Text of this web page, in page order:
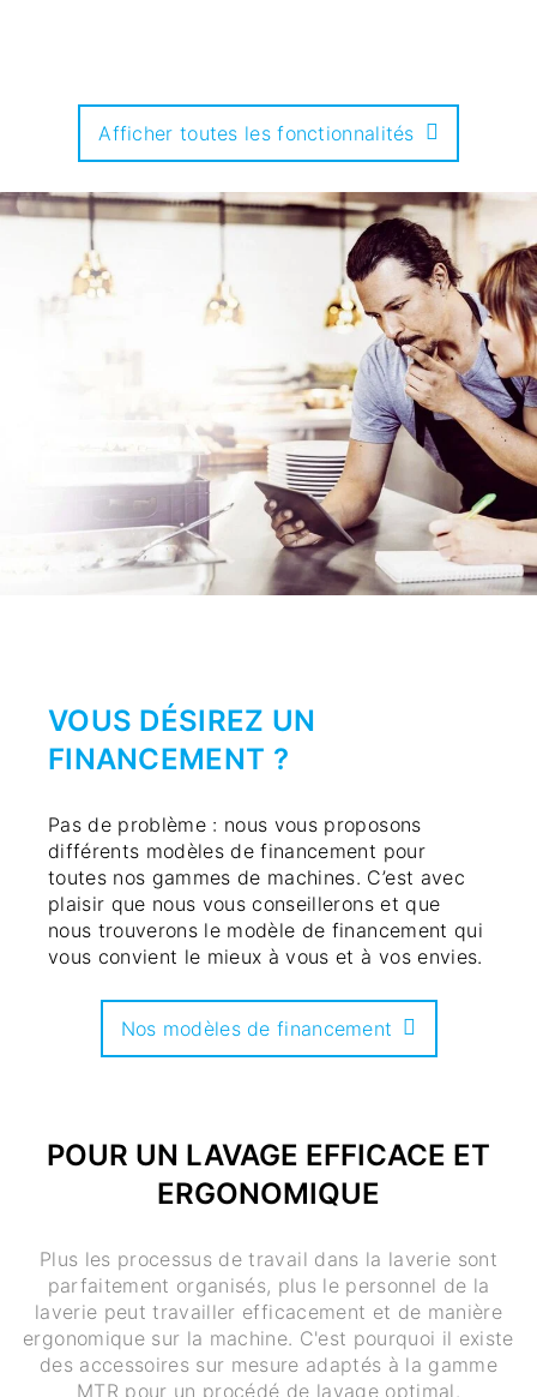
Afficher toutes les fonctionnalités
VOUS DÉSIREZ UN
FINANCEMENT ?
Pas de problème : nous vous proposons
différents modèles de financement pour
toutes nos gammes de machines. C’est avec
plaisir que nous vous conseillerons et que
nous trouverons le modèle de financement qui
vous convient le mieux à vous et à vos envies.
Nos modèles de financement
POUR UN LAVAGE EFFICACE ET
ERGONOMIQUE
Plus les processus de travail dans la laverie sont
parfaitement organisés, plus le personnel de la
laverie peut travailler efficacement et de manière
ergonomique sur la machine. C'est pourquoi il existe
des accessoires sur mesure adaptés à la gamme
MTR pour un procédé de lavage optimal.